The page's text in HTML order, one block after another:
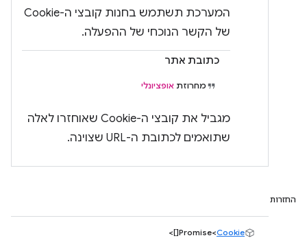
המערכת תשתמש בחנות קובצי ה-Cookie
של הקשר הנוכחי של ההפעלה.
כתובת אתר
מחרוזת אופציונלי
מגביל את קובצי ה-Cookie שאוחזרו לאלה
שתואמים לכתובת ה-URL שצוינה.
החזרות
Promise<Cookie
[]>